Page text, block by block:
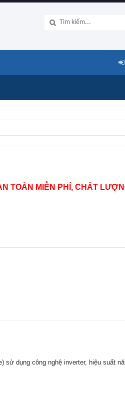
TOÀN MIỄN PHÍ, CHẤT
sử dụng công nghệ inverter, hiệu suất